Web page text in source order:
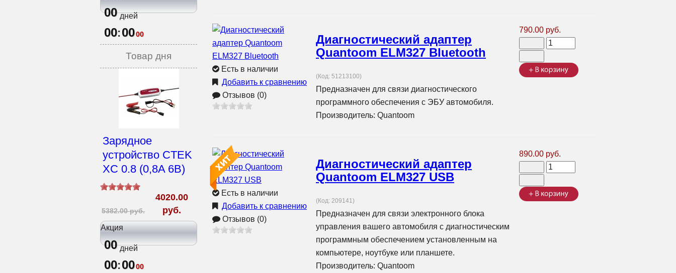
Есть в наличии
Добавить к сравнению
Отзывов (0)
Диагностический адаптер
Quantoom ELM327 Bluetooth
(Код: 51213100)
Предназначен для связи диагностического
программного обеспечения с ЭБУ автомобиля.
Производитель: Quantoom
790.00 руб.
Есть в наличии
Добавить к сравнению
Отзывов (0)
Диагностический адаптер
Quantoom ELM327 USB
(Код: 209141)
Предназначен для связи электронного блока
управления вашего автомобиля с диагностическим
программным обеспечением установленным на
компьютере, ноутбуке или планшете.
Производитель: Quantoom
890.00 руб.
00 дней
00:0000
Товар дня
Зарядное
устройство CTEK
XC 0.8 (0,8A 6В)
5382.00 руб.
4020.00
руб.
Акция
00 дней
00:0000